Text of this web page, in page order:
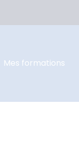
Mes formations